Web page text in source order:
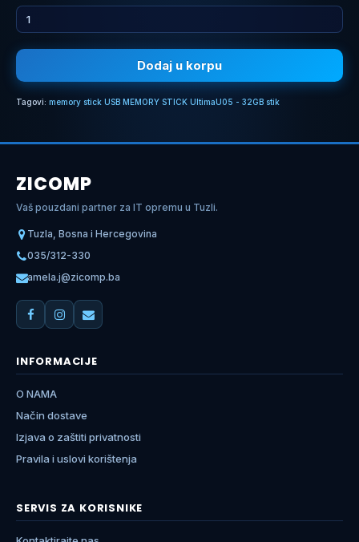
Dodaj u korpu
Tagovi: memory stick USB MEMORY STICK UltimaU05 - 32GB stik
ZICOMP
Vaš pouzdani partner za IT opremu u Tuzli.
Tuzla, Bosna i Hercegovina
035/312-330
amela.j@zicomp.ba
INFORMACIJE
O NAMA
Način dostave
Izjava o zaštiti privatnosti
Pravila i uslovi korištenja
SERVIS ZA KORISNIKE